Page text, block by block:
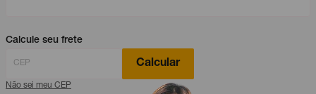
Calcule seu frete
Calcular
Não sei meu CEP